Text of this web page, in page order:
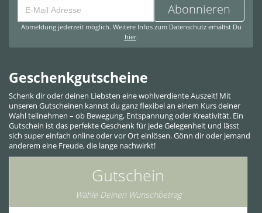
Abonnieren
Abmeldung jederzeit möglich. Weitere Infos zum Datenschutz erhältst Du
hier.
Geschenkgutscheine
Schenk dir oder deinen Liebsten eine wohlverdiente Auszeit! Mit
unseren Gutscheinen kannst du ganz flexibel an einem Kurs deiner
Wahl teilnehmen – ob Bewegung, Entspannung oder Kreativität. Ein
Gutschein ist das perfekte Geschenk für jede Gelegenheit und lässt
sich super einfach online oder vor Ort einlösen. Gönn dir oder jemand
anderem eine Freude, die lange nachwirkt!
Gutschein
Wähle Deinen Wunschbetrag